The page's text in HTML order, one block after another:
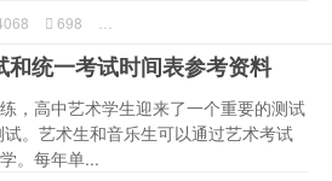
698
和统一考试时间表参考资料
，高中艺术学生迎来了一个重要的测试
。艺术生和音乐生可以通过艺术考试
。每年单...